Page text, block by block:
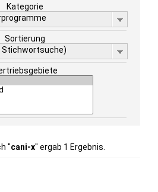
Kategorie
Sortierung
Stichwortsuche)
"cani-x" ergab 1 Ergebnis.